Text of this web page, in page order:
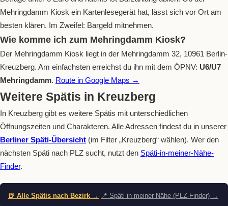
Mehringdamm Kiosk ein Kartenlesegerät hat, lässt sich vor Ort am
besten klären. Im Zweifel: Bargeld mitnehmen.
Wie komme ich zum Mehringdamm Kiosk?
Der Mehringdamm Kiosk liegt in der Mehringdamm 32, 10961 Berlin-
Kreuzberg. Am einfachsten erreichst du ihn mit dem ÖPNV: U6/U7
Mehringdamm. Route in Google Maps →
Weitere Spätis in Kreuzberg
In Kreuzberg gibt es weitere Spätis mit unterschiedlichen
Öffnungszeiten und Charakteren. Alle Adressen findest du in unserer
Berliner Späti-Übersicht (im Filter „Kreuzberg“ wählen). Wer den
nächsten Späti nach PLZ sucht, nutzt den Späti-in-meiner-Nähe-
Finder.
🍺 Alle Spätis nach Bezirk → · 📍 Späti in meiner Nähe (PLZ-Finder) →